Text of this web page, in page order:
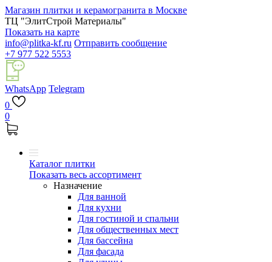
Магазин плитки и керамогранита в Москве
ТЦ "ЭлитСтрой Материалы"
Показать на карте
info@plitka-kf.ru Отправить сообщение
+7 977 522 5553
WhatsApp Telegram
0
0
Каталог плитки
Показать весь ассортимент
Назначение
Для ванной
Для кухни
Для гостиной и спальни
Для общественных мест
Для бассейна
Для фасада